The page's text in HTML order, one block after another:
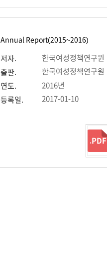
Annual Report(2015~2016)
저자.
한국여성정책연구원
출판.
한국여성정책연구원
연도.
2016년
등록일.
2017-01-10
.PDF